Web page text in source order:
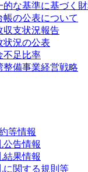
的な基準に基づく
帳の公表について
収支状況報告
状況の公表
不足比率
整備事業経営戦略
等情報
公告情報
結果情報
に関する規則等